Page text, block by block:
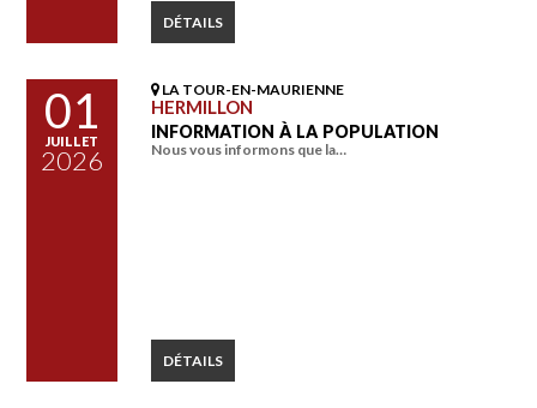
DÉTAILS
01
JUILLET
2026
LA TOUR-EN-MAURIENNE
HERMILLON
INFORMATION À LA POPULATION
Nous vous informons que la…
DÉTAILS